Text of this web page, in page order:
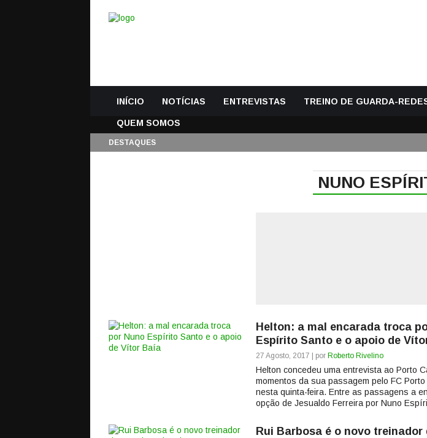
INÍCIO NOTÍCIAS ENTREVISTAS TREINO DE GUARDA-
QUEM SOMOS
DESTAQUES
NUNO
Helton: a mal encarada troca
Espírito Santo e o apoio de
27 Agosto, 2017 | por Roberto Rivelino
Helton concedeu uma entrevista ao Porto
momentos da sua passagem pelo FC
nesta quinta-feira. Entre as passagens a
opção de Jesualdo Ferreira por Nuno
Rui Barbosa é o novo treinador